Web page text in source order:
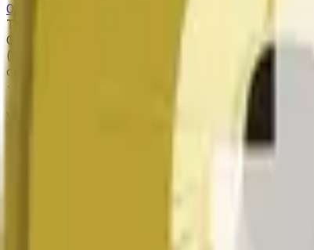
0x65070BE91...
This market will resolve to "Up" if the close price is
Otherwise, this market will resolve to "Down". The resolution source for this market is information from Binance, specifically the DOGE/USDT pair
(https://www.binance.com/en/trade/DOGE_USDT).
candle is finalized. Please note that
Vorgeschlagenes Ergebnis: Down